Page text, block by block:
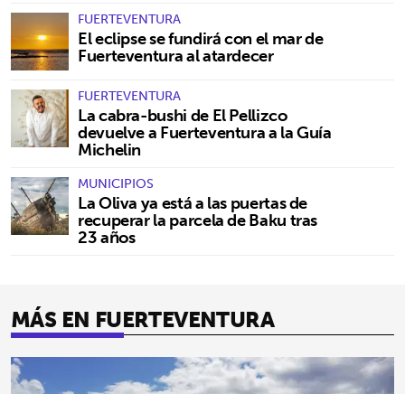
FUERTEVENTURA
El eclipse se fundirá con el mar de
Fuerteventura al atardecer
FUERTEVENTURA
La cabra-bushi de El Pellizco
devuelve a Fuerteventura a la Guía
Michelin
MUNICIPIOS
La Oliva ya está a las puertas de
recuperar la parcela de Baku tras
23 años
MÁS EN FUERTEVENTURA